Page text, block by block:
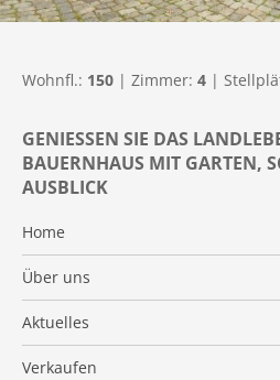
GENIESSEN SIE DAS
AUERNHAUS MIT GARTEN,
USBLICK
Home
Über uns
AB Immobilien
Qualifikationen
Aktuelles
Verkaufen
Wohnfl.: 150 | Zimmer: 4 |